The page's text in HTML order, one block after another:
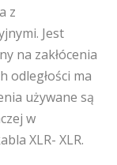
z
Jest
na zakłócenia
odległości ma
używane są
w
XLR- XLR.